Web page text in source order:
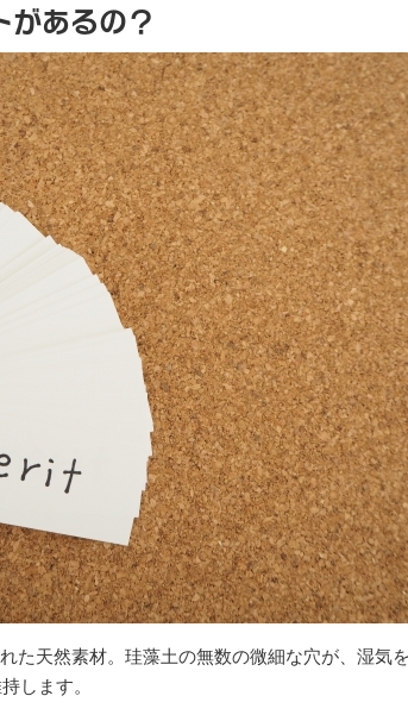
あるの？
た天然素材。珪藻土の無数の微細な穴が、湿気
します。